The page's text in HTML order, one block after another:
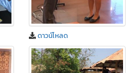
ดาวน์โหลด